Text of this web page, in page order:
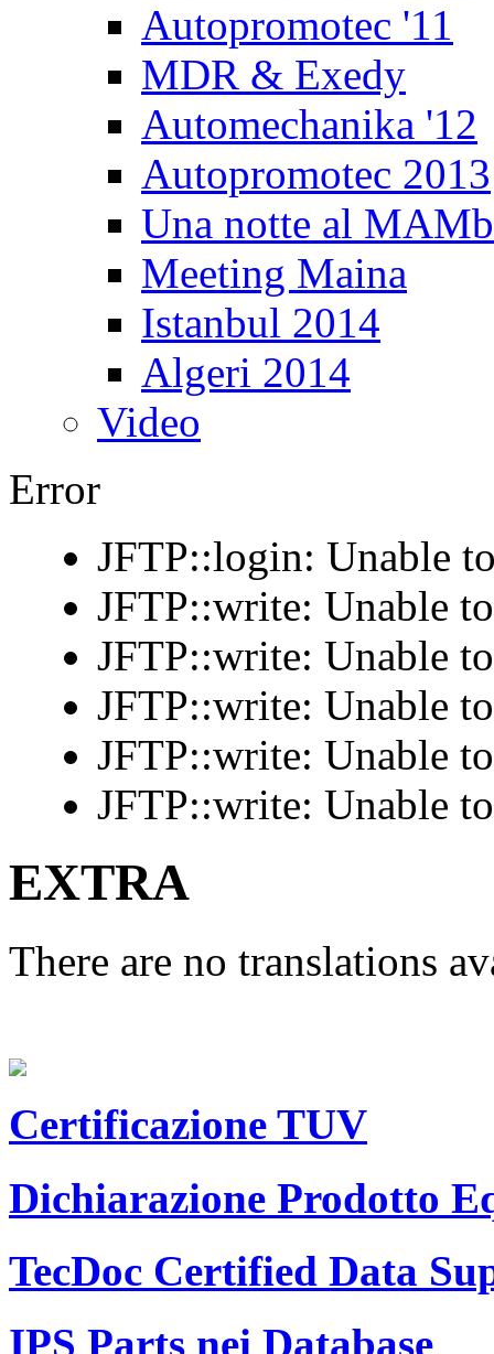
Autopromotec '11
MDR & Exedy
Automechanika '12
Autopromotec 2013
Una notte al
Meeting Maina
Istanbul 2014
Algeri 2014
Video
Error
JFTP::login: Unable
JFTP::write: Unable
JFTP::write: Unable
JFTP::write: Unable
JFTP::write: Unable
JFTP::write: Unable
EXTRA
There are no translations
Certificazione TUV
Dichiarazione Prodotto
TecDoc Certified Data
IPS Parts nei Database